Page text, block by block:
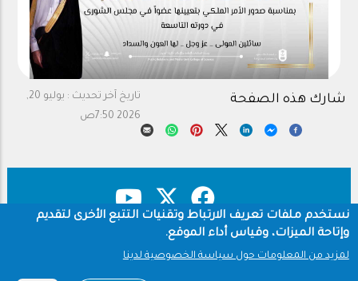
تاريخ آخر تحديث :
يوليو 20,
2026 7:50ص
شارك هذه الصفحة
Footer
نستخدم ملفات تعريف الارتباط وتقنيات التتبع الأخرى لتقديم
وإتاحة الميزات، وقياس أداء الموقع.
لمزيد من المعلومات حول سياسة الخصوصية لدينا